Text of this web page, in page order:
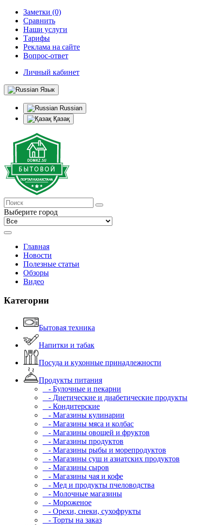
Заметки (0)
Сравнить
Наши услуги
Тарифы
Реклама на сайте
Вопрос-ответ
Личный кабинет
Язык
Russian
Қазақ
Выберите город
Главная
Новости
Полезные статьи
Обзоры
Видео
Категории
Бытовая техника
Напитки и табак
Посуда и кухонные принадлежности
Продукты питания
- Булочные и пекарни
- Диетические и диабетические продукты
- Кондитерские
- Магазины кулинарии
- Магазины мяса и колбас
- Магазины овощей и фруктов
- Магазины продуктов
- Магазины рыбы и морепродуктов
- Магазины суш и азиатских продуктов
- Магазины сыров
- Магазины чая и кофе
- Мед и продукты пчеловодства
- Молочные магазины
- Мороженое
- Орехи, снеки, сухофрукты
- Торты на заказ